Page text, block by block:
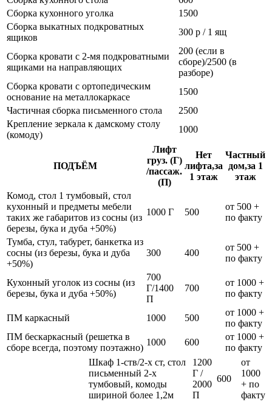
Сборка кухонного уголка
1500
Сборка выкатных подкроватных
ящиков
300 р / 1 ящ
Сборка кровати с 2-мя подкроватными
ящиками на направляющих
200 (если в
сборе)/2500 (в
разборе)
Сборка кровати с ортопедическим
основание на металлокаркасе
1500
Частичная сборка письменного стола
2500
Крепление зеркала к дамскому столу
(комоду)
1000
ПОДЪЁМ
Лифт
груз. (Г)
/пассаж.
(П)
Нет
лифта,за
1 этаж
Частный
дом,за 1
этаж
Комод, стол 1 тумбовый, стол
кухонный и предметы мебели
таких же габаритов из сосны (из
березы, бука и дуба +50%)
1000 Г 500
от 500 +
по факту
Тумба, стул, табурет, банкетка из
сосны (из березы, бука и дуба
+50%)
300 400
от 500 +
по факту
Кухонный уголок из сосны (из
березы, бука и дуба +50%)
700
Г/1400
П
700
от 1000 +
по факту
ПМ каркасный 1000 500
от 1000 +
по факту
ПМ бескаркасный (решетка в
сборе всегда, поэтому поэтажно)
1000 600
от 1000 +
по факту
Шкаф 1-ств/2-х ст, стол
письменный 2-х
тумбовый, комоды
шириной более 1,2м
1200
Г /
2000
П
600
от
1000
+ по
факту